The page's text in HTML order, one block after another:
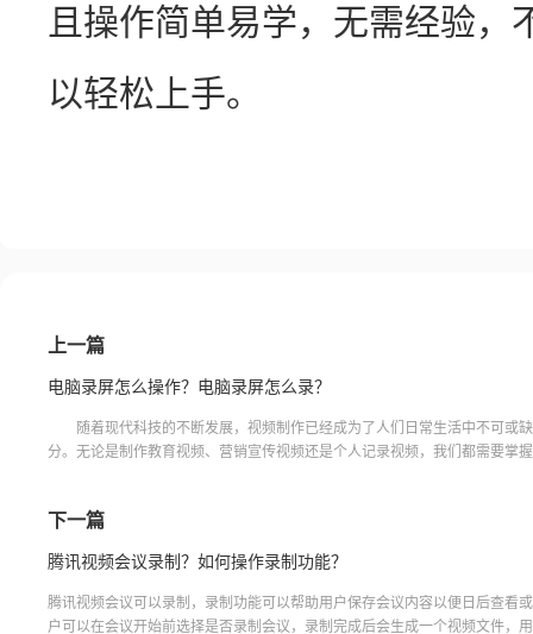
且操作简单易学，无需经验
以轻松上手。
上一篇
电脑录屏怎么操作？电脑录屏怎么录？
随着现代科技的不断发展，视频制作已经成为了人们日常生活中不可或
分。无论是制作教育视频、营销宣传视频还是个人记录视频，我们都需要掌
下一篇
腾讯视频会议录制？如何操作录制功能？
腾讯视频会议可以录制，录制功能可以帮助用户保存会议内容以便日后查看
户可以在会议开始前选择是否录制会议，录制完成后会生成一个视频文件，